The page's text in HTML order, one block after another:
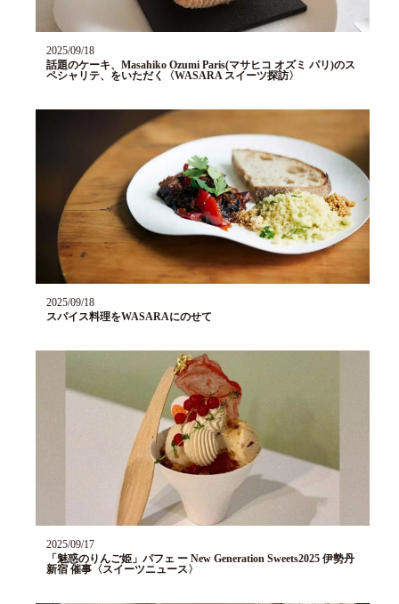
2025/09/18
話題のケーキ、Masahiko Ozumi Paris(マサヒコ オズミ パリ)のス
ペシャリテ、をいただく〈WASARA スイーツ探訪〉
2025/09/18
スパイス料理をWASARAにのせて
2025/09/17
「魅惑のりんご姫」パフェ ー New Generation Sweets2025 伊勢丹
新宿 催事〈スイーツニュース〉